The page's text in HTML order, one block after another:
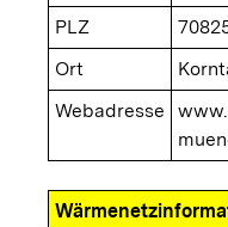
PLZ
Ort
Webadresse